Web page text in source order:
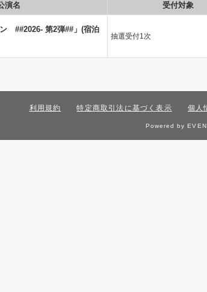
演名 受付対象
ン ##2026- 第2弾##」(宿泊
抽選受付1次
利用規約 特定商取引法に基づく表示 個人
Powered by